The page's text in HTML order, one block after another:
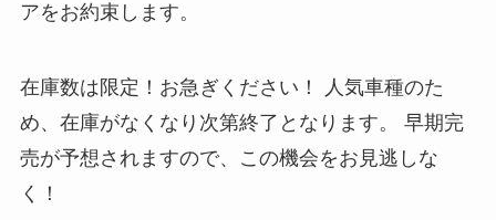
アをお約束します。
在庫数は限定！お急ぎください！ 人気車種のた
め、在庫がなくなり次第終了となります。 早期完
売が予想されますので、この機会をお見逃しな
く！